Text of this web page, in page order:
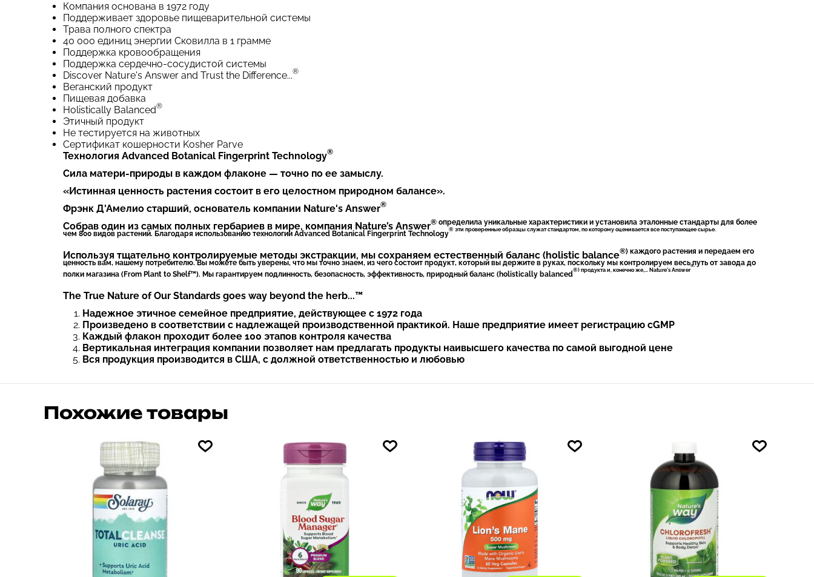
Компания основана в 1972 году
Поддерживает здоровье пищеварительной системы
Трава полного спектра
40 000 единиц энергии Сковилла в 1 грамме
Поддержка кровообращения
Поддержка сердечно-сосудистой системы
Discover Nature's Answer and Trust the Difference...®
Веганский продукт
Пищевая добавка
Holistically Balanced®
Этичный продукт
Не тестируется на животных
Сертификат кошерности Kosher Parve
Технология Advanced Botanical Fingerprint Technology®
Сила матери-природы в каждом флаконе — точно по ее замыслу.
«Истинная ценность растения состоит в его целостном природном балансе».
Фрэнк Д'Амелио старший, основатель компании Nature's Answer®
Собрав один из самых полных гербариев в мире, компания Nature’s Answer® определила уникальные характеристики и установила эталонные стандарты для более
чем 800 видов растений. Благодаря использованию технологии Advanced Botanical Fingerprint Technology® эти проверенные образцы служат стандартом, по которому оценивается все поступающее сырье.
Используя тщательно контролируемые методы экстракции, мы сохраняем естественный баланс (holistic balance®) каждого растения и передаем его
ценность вам, нашему потребителю. Вы можете быть уверены, что мы точно знаем, из чего состоит продукт, который вы держите в руках, поскольку мы контролируем весь путь от завода до
полки магазина (From Plant to Shelf™). Мы гарантируем подлинность, безопасность, эффективность, природный баланс (holistically balanced®) продукта и, конечно же,... Nature's Answer
®.
The True Nature of Our Standards goes way beyond the herb...™
Надежное этичное семейное предприятие, действующее с 1972 года
Произведено в соответствии с надлежащей производственной практикой. Наше предприятие имеет регистрацию cGMP
Каждый флакон проходит более 100 этапов контроля качества
Вертикальная интеграция компании позволяет нам предлагать продукты наивысшего качества по самой выгодной цене
Вся продукция производится в США, с должной ответственностью и любовью
Похожие товары